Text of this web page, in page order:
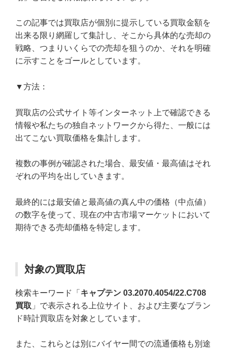
この記事では買取店が個別に提示している買取金額を
出来る限り網羅して集計し、そこから具体的な売却の
戦略、つまりいくらでの売却を狙うのか、それを明確
に示すことをゴールとしています。
▼方法：
買取店の公式サイト等インターネット上で確認できる
情報や私たちの独自ネットワークから得た、一般には
出てこない買取価格を集計します。
複数の事例が確認された場合、最安値・最高値はそれ
ぞれの平均を出していきます。
最終的には最安値と最高値の真ん中の価格（中点値）
の数字を使って、現在の中古市場マーケットにおいて
期待できる売却価格を特定します。
対象の買取店
検索キーワード「 キャプテン 03.2070.4054/22.C708
買取 」で表示される上位サイト、および主要なブラン
ド時計買取店を対象としています。
また、これらとは別にバイヤー間での流通価格も別途